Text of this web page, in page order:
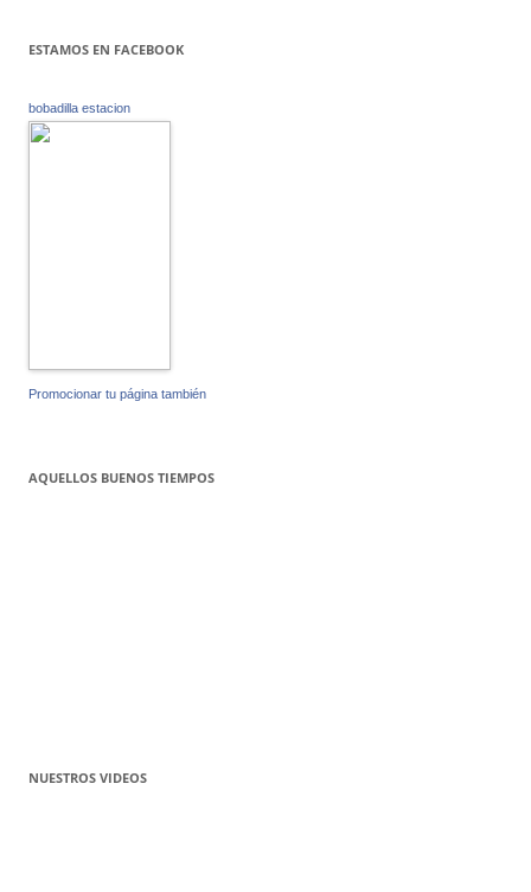
ESTAMOS EN FACEBOOK
bobadilla estacion
Promocionar tu página también
AQUELLOS BUENOS TIEMPOS
NUESTROS VIDEOS